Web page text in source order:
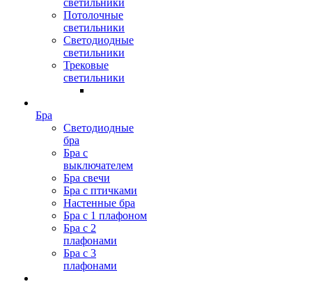
светильники
Потолочные
светильники
Светодиодные
светильники
Трековые
светильники
Бра
Светодиодные
бра
Бра с
выключателем
Бра свечи
Бра с птичками
Настенные бра
Бра с 1 плафоном
Бра с 2
плафонами
Бра с 3
плафонами